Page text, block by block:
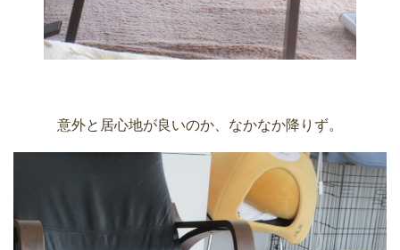
意外と居心地が良いのか、なかなか降りず。